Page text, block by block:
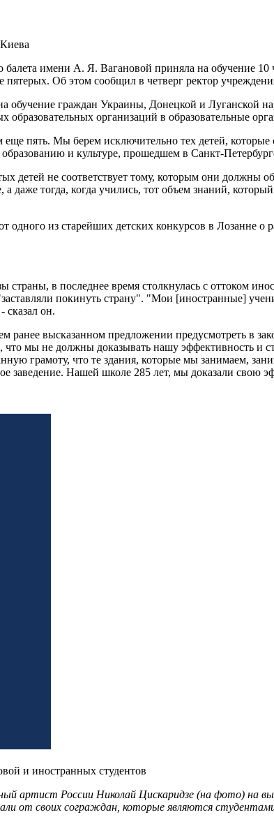
имени А. Я. Вагановой приняла на обучение
Об этом сообщил в четверг ректор
на обучение граждан Украины, Донецкой и
организаций в образовательные
пять. Мы берем исключительно тех детей, которые
и культуре, прошедшем в Санкт-
детей не соответствует тому, которым они должны
даже тогда, когда учились, тот объем знаний,
одного из старейших детских конкурсов в Лозанне о
страны, в последнее время столкнулась с оттоком
покинуть страну". "Мои [иностранные]
он.
ранее высказанном предложении предусмотреть в
что мы не должны доказывать нашу эффективность
грамоту, что те здания, которые мы занимаем,
заведение. Нашей школе 285 лет, мы доказали свою
и иностранных студентов
артист России Николай Цискаридзе (на фото) на
от своих сограждан, которые являются